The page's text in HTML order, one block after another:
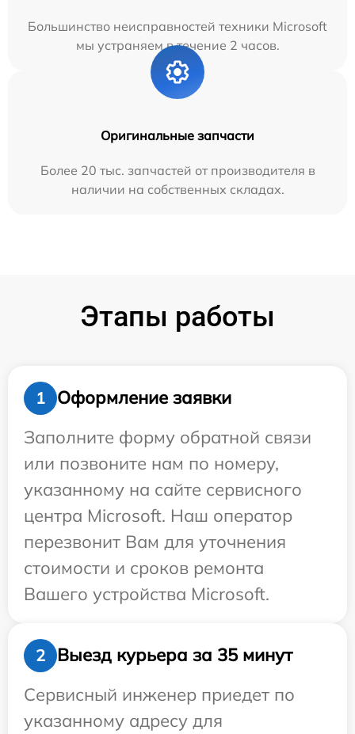
Большинство неисправностей техники Microsoft
мы устраняем в течение 2 часов.
Оригинальные запчасти
Более 20 тыс. запчастей от производителя в
наличии на собственных складах.
Этапы работы
1
Оформление заявки
Заполните форму обратной связи
или позвоните нам по номеру,
указанному на сайте сервисного
центра Microsoft. Наш оператор
перезвонит Вам для уточнения
стоимости и сроков ремонта
Вашего устройства Microsoft.
2
Выезд курьера за 35 минут
Сервисный инженер приедет по
указанному адресу для